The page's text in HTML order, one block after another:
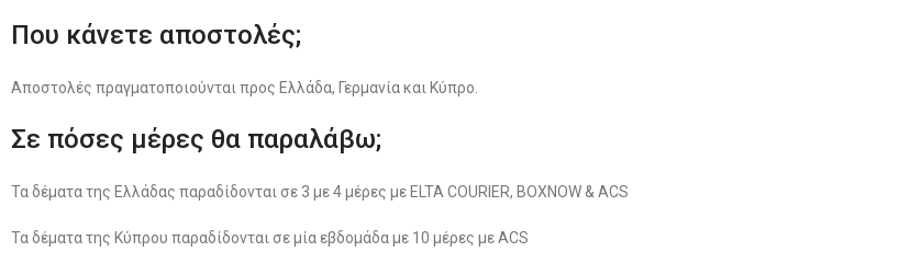
Που κάνετε αποστολές;
Αποστολές πραγματοποιούνται προς Ελλάδα, Γερμανία και Κύπρο.
Σε πόσες μέρες θα παραλάβω;
Τα δέματα της Ελλάδας παραδίδονται σε 3 με 4 μέρες με ELTA COURIER, BOXNOW & ACS
Τα δέματα της Κύπρου παραδίδονται σε μία εβδομάδα με 10 μέρες με ACS